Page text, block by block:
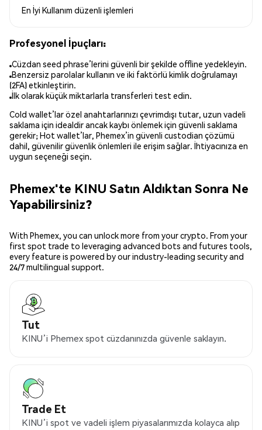
En İyi Kullanım düzenli işlemleri
Profesyonel İpuçları:
Cüzdan seed phrase’lerini güvenli bir şekilde offline yedekleyin.
Benzersiz parolalar kullanın ve iki faktörlü kimlik doğrulamayı
(2FA) etkinleştirin.
İlk olarak küçük miktarlarla transferleri test edin.
Cold wallet’lar özel anahtarlarınızı çevrimdışı tutar, uzun vadeli
saklama için idealdir ancak kaybı önlemek için güvenli saklama
gerekir; Hot wallet’lar, Phemex’in güvenli custodian çözümü
dahil, güvenilir güvenlik önlemleri ile erişim sağlar. İhtiyacınıza en
uygun seçeneği seçin.
Phemex'te KINU Satın Aldıktan Sonra Ne
Yapabilirsiniz?
With Phemex, you can unlock more from your crypto. From your
first spot trade to leveraging advanced bots and futures tools,
every feature is powered by our industry-leading security and
24/7 multilingual support.
Tut
KINU’i Phemex spot cüzdanınızda güvenle saklayın.
Trade Et
KINU’i spot ve vadeli işlem piyasalarımızda kolayca alıp